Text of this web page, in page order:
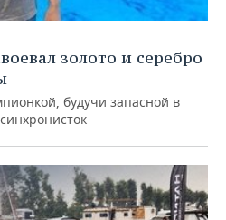
золото и серебро
будучи запасной в